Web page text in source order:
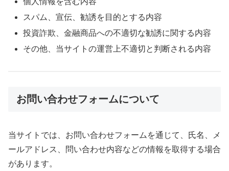
スパム、宣伝、勧誘を目的とする内容
投資詐欺、金融商品への不適切な勧誘に関する内容
その他、当サイトの運営上不適切と判断される内容
お問い合わせフォームについて
当サイトでは、お問い合わせフォームを通じて、氏名、メ
ールアドレス、問い合わせ内容などの情報を取得する場合
があります。